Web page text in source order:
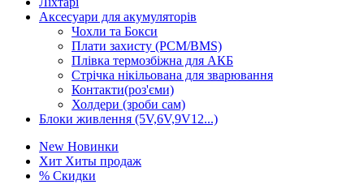
Аксесуари для акумуляторів
Чохли та Бокси
Плати захисту (PCM/BMS)
Плівка термозбіжна для АКБ
Стрічка нікільована для зварювання
Контакти(роз'єми)
Холдери (зроби сам)
Блоки живлення (5V,6V,9V12...)
New Новинки
Хит Хиты продаж
% Скидки